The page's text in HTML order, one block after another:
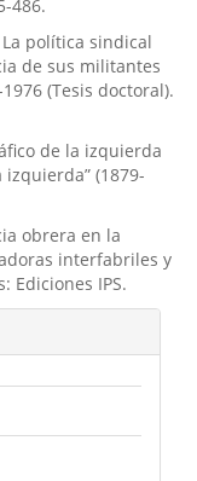
486.
La política sindical
de sus militantes
(Tesis doctoral).
de la izquierda
(1879-
obrera en la
interfabriles y
Ediciones IPS.